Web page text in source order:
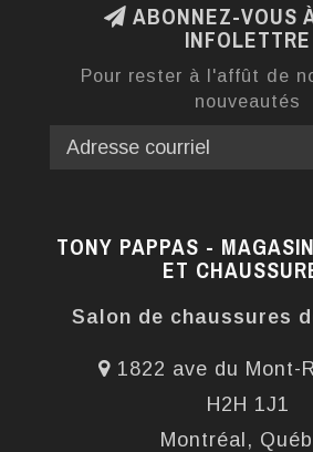
ABONNEZ-VOUS
INFOLETTRE
Pour rester à l'affût de
nouveautés
TONY PAPPAS -
ET
Salon de chaussures
1822 ave du Mont-
H2H 1J1
Montréal,